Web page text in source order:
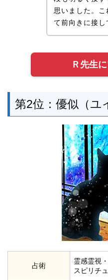
思いました。
て前向きに接し
Ｒ先生
第2位：優似（ユ
占術
霊感霊視
スピリチ